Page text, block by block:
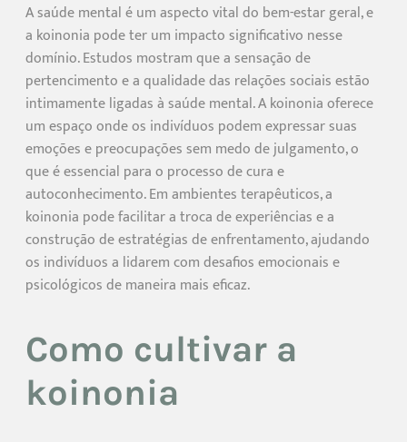
A saúde mental é um aspecto vital do bem-estar geral, e
a koinonia pode ter um impacto significativo nesse
domínio. Estudos mostram que a sensação de
pertencimento e a qualidade das relações sociais estão
intimamente ligadas à saúde mental. A koinonia oferece
um espaço onde os indivíduos podem expressar suas
emoções e preocupações sem medo de julgamento, o
que é essencial para o processo de cura e
autoconhecimento. Em ambientes terapêuticos, a
koinonia pode facilitar a troca de experiências e a
construção de estratégias de enfrentamento, ajudando
os indivíduos a lidarem com desafios emocionais e
psicológicos de maneira mais eficaz.
Como cultivar a
koinonia